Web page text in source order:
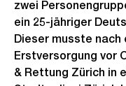
zwei
ein 25-jähriger
Dieser musste nach
Erstversorgung vor
& Rettung Zürich in